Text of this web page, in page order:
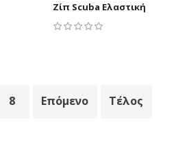
Ζίπ Scuba Ελαστική
8 Επόμενο Τέλος